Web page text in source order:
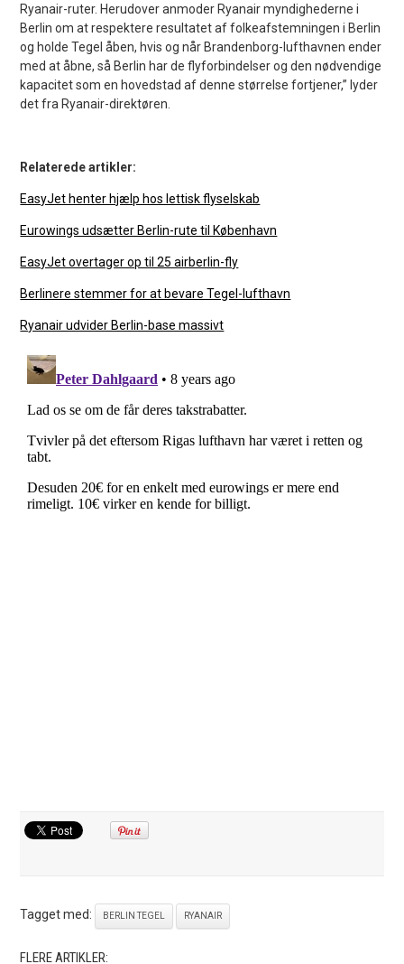
Ryanair-ruter. Herudover anmoder Ryanair myndighederne i
Berlin om at respektere resultatet af folkeafstemningen i Berlin
og holde Tegel åben, hvis og når Brandenborg-lufthavnen ender
med at åbne, så Berlin har de flyforbindelser og den nødvendige
kapacitet som en hovedstad af denne størrelse fortjener,” lyder
det fra Ryanair-direktøren.
Relaterede artikler:
EasyJet henter hjælp hos lettisk flyselskab
Eurowings udsætter Berlin-rute til København
EasyJet overtager op til 25 airberlin-fly
Berlinere stemmer for at bevare Tegel-lufthavn
Ryanair udvider Berlin-base massivt
Tagget med: BERLIN TEGEL RYANAIR
FLERE ARTIKLER: